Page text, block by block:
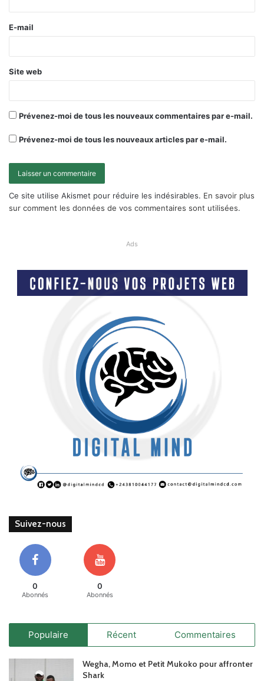
E-mail
Site web
Prévenez-moi de tous les nouveaux commentaires par e-mail.
Prévenez-moi de tous les nouveaux articles par e-mail.
Ce site utilise Akismet pour réduire les indésirables. En savoir plus
sur comment les données de vos commentaires sont utilisées.
Ads
Suivez-nous
0
Abonnés
0
Abonnés
Populaire Récent Commentaires
Wegha, Momo et Petit Mukoko pour affronter
Shark